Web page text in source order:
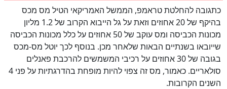
כתגובה להחלטת טראמפ, הממשל האמריקאי הטיל מס מכס
בהיקף של 20 אחוזים וזאת על גל הייבוא הקרוב של 1.2 מליון
מכונות הכביסה ומס עוקב של 50 אחוזים על כלל מכונות הכביסה
שייובאו בשנתיים הבאות שלאחר מכן. בנוסף לכך יוטל מס-מכס
בגובה של 30 אחוזים על רכיבי המשמשים להרכבת פאנלים
סולאריים. כאמור, מס זה צפוי להיות מופחת בהדרגתיות על פני 4
השנים הקרובות.